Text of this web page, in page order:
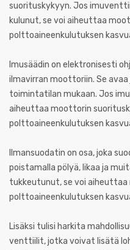
suorituskykyyn. Jos
kulunut, se voi aiheuttaa
polttoaineenkulutuksen
Imusäädin on elektronisesti
ilmavirran moottoriin. Se
toimintatilan mukaan. Jos
aiheuttaa moottorin
polttoaineenkulutuksen
Ilmansuodatin on osa, joka
poistamalla pölyä, likaa ja
tukkeutunut, se voi
polttoaineenkulutuksen
Lisäksi tulisi harkita
venttiilit, jotka voivat lisätä